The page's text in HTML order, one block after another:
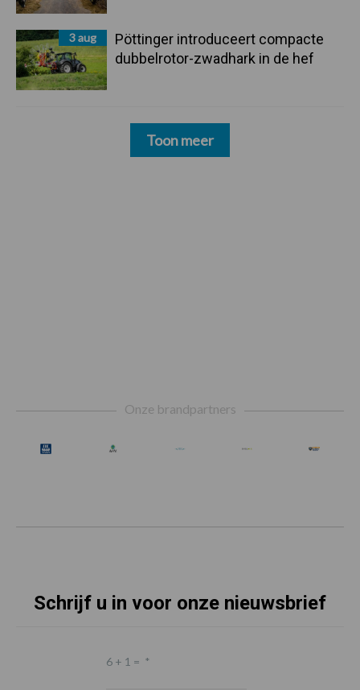
3 aug
Pöttinger introduceert compacte
dubbelrotor-zwadhark in de hef
Toon meer
Onze brandpartners
Schrijf u in voor onze nieuwsbrief
6 + 1 = *